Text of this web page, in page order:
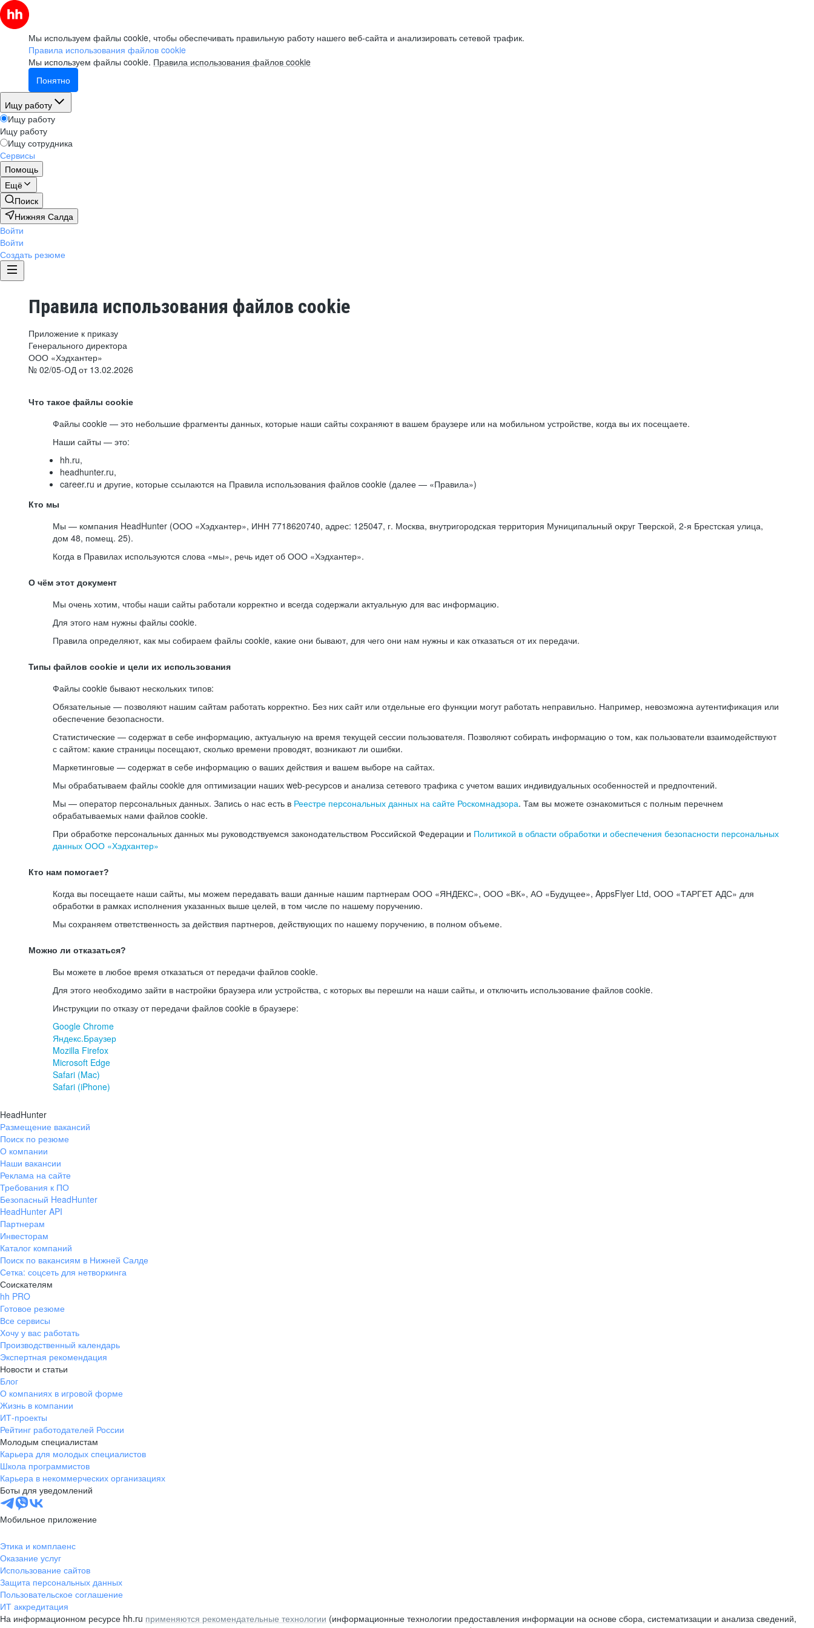
Мы используем файлы cookie, чтобы обеспечивать правильную работу нашего веб-сайта и анализировать сетевой трафик.
Правила использования файлов cookie
Мы используем файлы cookie. Правила использования файлов cookie
Понятно
Ищу работу
Ищу работу
Ищу работу
Ищу сотрудника
Сервисы
Помощь
Ещё
Поиск
Нижняя Салда
Войти
Войти
Создать резюме
Правила использования файлов cookie
Приложение к приказу
Генерального директора
ООО «Хэдхантер»
№ 02/05-ОД от 13.02.2026
Что такое файлы cookie
Файлы cookie — это небольшие фрагменты данных, которые наши сайты сохраняют в вашем браузере или на мобильном устройстве, когда вы их посещаете.
Наши сайты — это:
hh.ru,
headhunter.ru,
career.ru и другие, которые ссылаются на Правила использования файлов cookie (далее — «Правила»)
Кто мы
Мы — компания HeadHunter (ООО «Хэдхантер», ИНН 7718620740, адрес: 125047, г. Москва, внутригородская территория Муниципальный округ Тверской, 2-я Брестская улица,
дом 48, помещ. 25).
Когда в Правилах используются слова «мы», речь идет об ООО «Хэдхантер».
О чём этот документ
Мы очень хотим, чтобы наши сайты работали корректно и всегда содержали актуальную для вас информацию.
Для этого нам нужны файлы cookie.
Правила определяют, как мы собираем файлы cookie, какие они бывают, для чего они нам нужны и как отказаться от их передачи.
Типы файлов cookie и цели их использования
Файлы cookie бывают нескольких типов:
Обязательные — позволяют нашим сайтам работать корректно. Без них сайт или отдельные его функции могут работать неправильно. Например, невозможна аутентификация или
обеспечение безопасности.
Статистические — содержат в себе информацию, актуальную на время текущей сессии пользователя. Позволяют собирать информацию о том, как пользователи взаимодействуют
с сайтом: какие страницы посещают, сколько времени проводят, возникают ли ошибки.
Маркетинговые — содержат в себе информацию о ваших действия и вашем выборе на сайтах.
Мы обрабатываем файлы cookie для оптимизации наших web-ресурсов и анализа сетевого трафика с учетом ваших индивидуальных особенностей и предпочтений.
Мы — оператор персональных данных. Запись о нас есть в Реестре персональных данных на сайте Роскомнадзора. Там вы можете ознакомиться с полным перечнем
обрабатываемых нами файлов cookie.
При обработке персональных данных мы руководствуемся законодательством Российской Федерации и Политикой в области обработки и обеспечения безопасности персональных
данных ООО «Хэдхантер»
Кто нам помогает?
Когда вы посещаете наши сайты, мы можем передавать ваши данные нашим партнерам ООО «ЯНДЕКС», ООО «ВК», АО «Будущее», AppsFlyer Ltd, ООО «ТАРГЕТ АДС» для
обработки в рамках исполнения указанных выше целей, в том числе по нашему поручению.
Мы сохраняем ответственность за действия партнеров, действующих по нашему поручению, в полном объеме.
Можно ли отказаться?
Вы можете в любое время отказаться от передачи файлов cookie.
Для этого необходимо зайти в настройки браузера или устройства, с которых вы перешли на наши сайты, и отключить использование файлов cookie.
Инструкции по отказу от передачи файлов cookie в браузере:
Google Chrome
Яндекс.Браузер
Mozilla Firefox
Microsoft Edge
Safari (Mac)
Safari (iPhone)
HeadHunter
Размещение вакансий
Поиск по резюме
О компании
Наши вакансии
Реклама на сайте
Требования к ПО
Безопасный HeadHunter
HeadHunter API
Партнерам
Инвесторам
Каталог компаний
Поиск по вакансиям в Нижней Салде
Сетка: соцсеть для нетворкинга
Соискателям
hh PRO
Готовое резюме
Все сервисы
Хочу у вас работать
Производственный календарь
Экспертная рекомендация
Новости и статьи
Блог
О компаниях в игровой форме
Жизнь в компании
ИТ-проекты
Рейтинг работодателей России
Молодым специалистам
Карьера для молодых специалистов
Школа программистов
Карьера в некоммерческих организациях
Боты для уведомлений
Мобильное приложение
Этика и комплаенс
Оказание услуг
Использование сайтов
Защита персональных данных
Пользовательское соглашение
ИТ аккредитация
На информационном ресурсе hh.ru применяются рекомендательные технологии (информационные технологии предоставления информации на основе сбора, систематизации и анализа сведений,